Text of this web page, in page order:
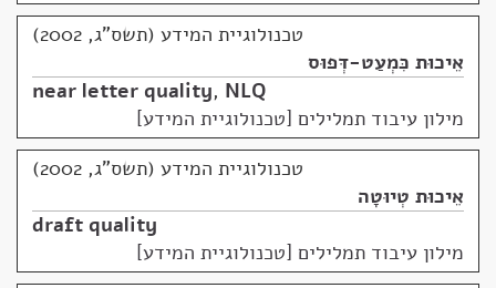
טכנולוגיית המידע (תשס"ג, 2002)
אֵיכוּת כִּמְעַט-דְּפוּס
near letter quality, NLQ
מילון עיבוד תמלילים [טכנולוגיית המידע]
טכנולוגיית המידע (תשס"ג, 2002)
אֵיכוּת טְיוּטָה
draft quality
מילון עיבוד תמלילים [טכנולוגיית המידע]